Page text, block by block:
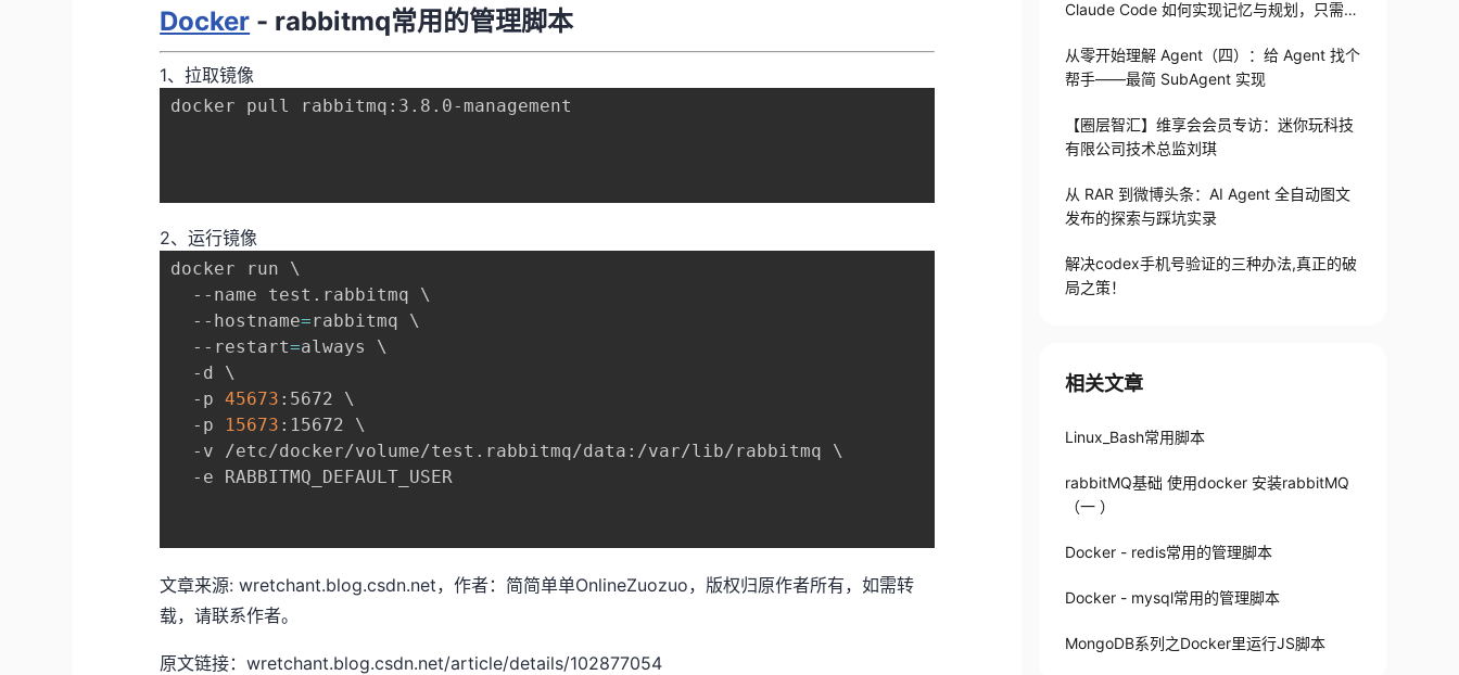
Docker - rabbitmq常用的管理脚本
1、拉取镜像
docker pull rabbitmq:3.8.0-management
2、运行镜像
docker run \
  --name test.rabbitmq
\
  --hostname
=rabbitmq \
  --restart
=always \
  -d
\
  -p
45673 :5672 \
  -p
15673 :15672 \
  -v /etc/docker/volume/test.rabbitmq/data:/var/lib/rabbitmq
\
  -e RABBITMQ_DEFAULT_USER
文章来源: wretchant.blog.csdn.net，作者：简简单单OnlineZuozuo，版权归原作者所有，如需转
载，请联系作者。
原文链接：wretchant.blog.csdn.net/article/details/102877054
Claude Code 如何实现记忆与规划，只需1
从零开始理解 Agent（四）：给 Agent 找个
帮手——最简 SubAgent 实现
【圈层智汇】维享会会员专访：迷你玩科技
有限公司技术总监刘琪
从 RAR 到微博头条：AI Agent 全自动图文
发布的探索与踩坑实录
解决codex手机号验证的三种办法,真正的破
局之策！
相关文章
Linux_Bash常用脚本
rabbitMQ基础 使用docker 安装rabbitMQ
（一 ）
Docker - redis常用的管理脚本
Docker - mysql常用的管理脚本
MongoDB系列之Docker里运行JS脚本